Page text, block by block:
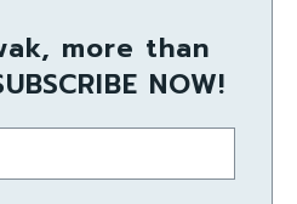
more than
NOW!